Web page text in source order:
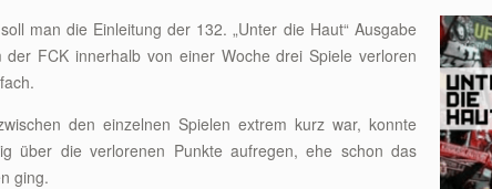
man die Einleitung der 132. „Unter die Haut“ Ausgabe
der FCK innerhalb von einer Woche drei Spiele verloren
den einzelnen Spielen extrem kurz war, konnte
über die verlorenen Punkte aufregen, ehe schon das
ging.